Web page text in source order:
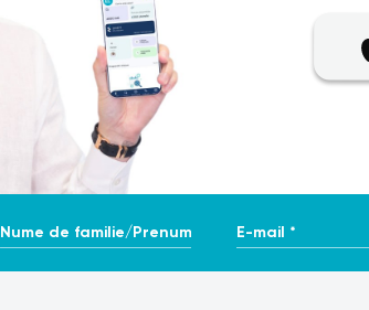
Nume de familie/Prenume * E-mail *